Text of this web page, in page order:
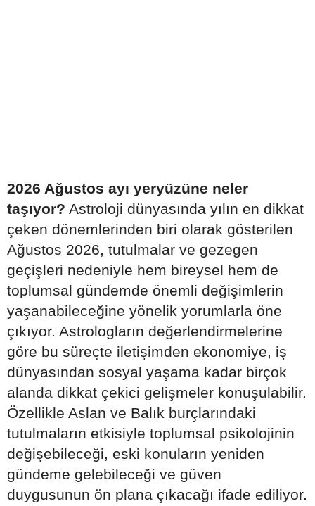
2026 Ağustos ayı yeryüzüne neler
taşıyor? Astroloji dünyasında yılın en dikkat
çeken dönemlerinden biri olarak gösterilen
Ağustos 2026, tutulmalar ve gezegen
geçişleri nedeniyle hem bireysel hem de
toplumsal gündemde önemli değişimlerin
yaşanabileceğine yönelik yorumlarla öne
çıkıyor. Astrologların değerlendirmelerine
göre bu süreçte iletişimden ekonomiye, iş
dünyasından sosyal yaşama kadar birçok
alanda dikkat çekici gelişmeler konuşulabilir.
Özellikle Aslan ve Balık burçlarındaki
tutulmaların etkisiyle toplumsal psikolojinin
değişebileceği, eski konuların yeniden
gündeme gelebileceği ve güven
duygusunun ön plana çıkacağı ifade ediliyor.